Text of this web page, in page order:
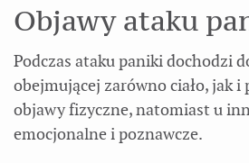
Objawy ataku
Podczas ataku paniki dochodzi
obejmującej zarówno ciało, jak
objawy fizyczne, natomiast u
emocjonalne i poznawcze.